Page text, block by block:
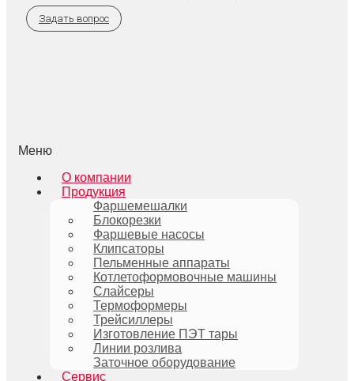
Задать вопрос
Меню
О компании
Продукция
Фаршемешалки
Блокорезки
Фаршевые насосы
Клипсаторы
Пельменные аппараты
Котлетоформовочные машины
Слайсеры
Термоформеры
Трейсиллеры
Изготовление ПЭТ тары
Линии розлива
Заточное оборудование
Сервис